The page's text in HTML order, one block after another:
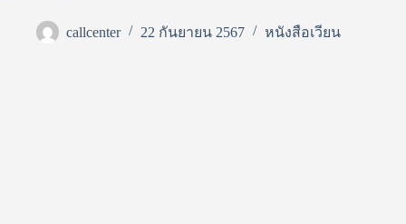
callcenter 22 กันยายน 2567 หนังสือเวียน